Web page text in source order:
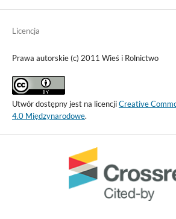
Licencja
Prawa autorskie (c) 2011 Wieś i Rolnictwo
Utwór dostępny jest na licencjiCreative
4.0 Międzynarodowe.